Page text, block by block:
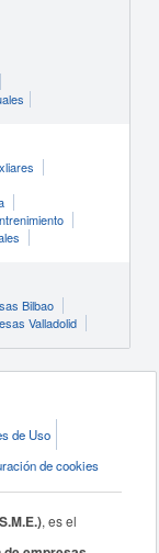
Bilbao
Valladolid
de Uso
de cookies
, es el